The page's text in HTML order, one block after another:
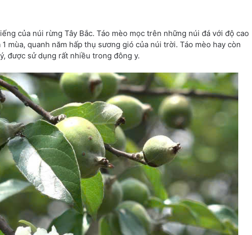
của núi rừng Tây Bắc. Táo mèo mọc trên những núi đá với độ cao
mùa, quanh năm hấp thụ sương gió của núi trời. Táo mèo hay còn
được sử dụng rất nhiều trong đông y.